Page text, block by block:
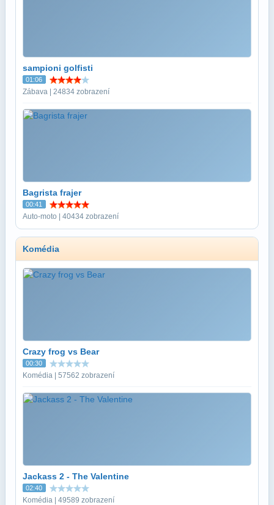
sampioni golfisti
01:06
Zábava | 24834 zobrazení
Bagrista frajer
00:41
Auto-moto | 40434 zobrazení
Komédia
Crazy frog vs Bear
00:30
Komédia | 57562 zobrazení
Jackass 2 - The Valentine
02:40
Komédia | 49589 zobrazení